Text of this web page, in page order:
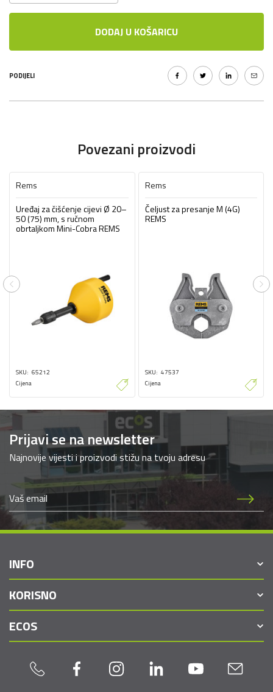
DODAJ U KOŠARICU
PODIJELI
Povezani proizvodi
Rems
Uređaj za čišćenje cijevi Ø 20–
50 (75) mm, s ručnom
obrtaljkom Mini-Cobra REMS
SKU 65212
Cijena
Rems
Čeljust za presanje M (4G)
REMS
SKU 47537
Cijena
Previous
Prijavi se na newsletter
Najnovije vijesti i proizvodi stižu na tvoju adresu
INFO
KORISNO
ECOS